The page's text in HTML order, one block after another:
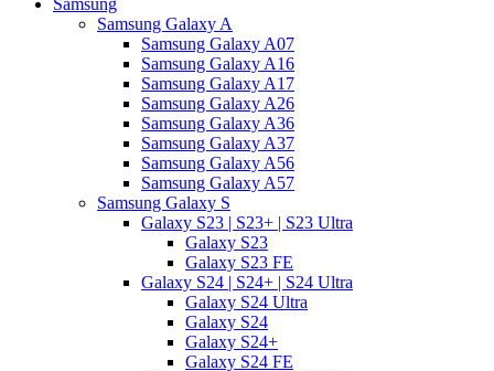
Samsung Galaxy A
Samsung Galaxy A07
Samsung Galaxy A16
Samsung Galaxy A17
Samsung Galaxy A26
Samsung Galaxy A36
Samsung Galaxy A37
Samsung Galaxy A56
Samsung Galaxy A57
Samsung Galaxy S
Galaxy S23 | S23+ | S23 Ultra
Galaxy S23
Galaxy S23 FE
Galaxy S24 | S24+ | S24 Ultra
Galaxy S24 Ultra
Galaxy S24
Galaxy S24+
Galaxy S24 FE